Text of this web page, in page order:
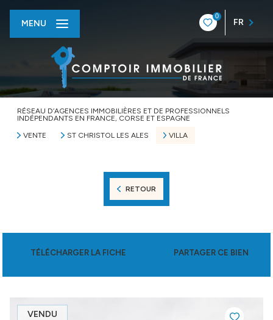
0
FR
MENU
RÉSEAU D’AGENCES IMMOBILIÈRES ET DE PROFESSIONNELS
INDÉPENDANTS EN FRANCE, CORSE ET ESPAGNE
VENTE
ST CHRISTOL LES ALES VILLA
RETOUR
TÉLÉCHARGER LA FICHE PARTAGER CE BIEN
VENDU